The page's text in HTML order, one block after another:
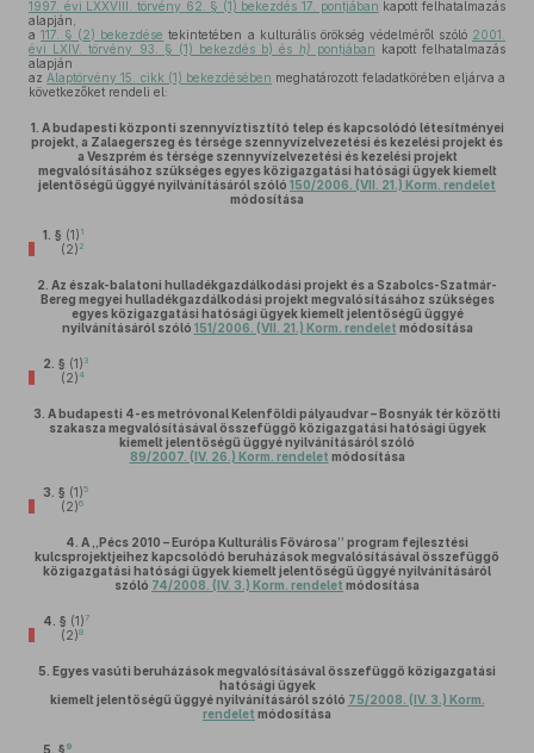
1997. évi LXXVIII. törvény 62. § (1) bekezdés 17. pontjában kapott felhatalmazás
alapján,
a117. § (2) bekezdése tekintetében a kulturális örökség védelméről szóló 2001.
évi LXIV. törvény 93. § (1) bekezdés b) és h) pontjában kapott felhatalmazás
alapján
az Alaptörvény 15. cikk (1) bekezdésében meghatározott feladatkörében eljárva a
következőket rendeli el:
1. A budapesti központi szennyvíztisztító telep és kapcsolódó létesítményei
projekt, a Zalaegerszeg és térsége szennyvízelvezetési és kezelési projekt és
a Veszprém és térsége szennyvízelvezetési és kezelési projekt
megvalósításához szükséges egyes közigazgatási hatósági ügyek kiemelt
jelentőségű üggyé nyilvánításáról szóló 150/2006. (VII. 21.) Korm. rendelet
módosítása
1. § (1) 1
(2) 2
2. Az észak-balatoni hulladékgazdálkodási projekt és a Szabolcs-Szatmár-
Bereg megyei hulladékgazdálkodási projekt megvalósításához szükséges
egyes közigazgatási hatósági ügyek kiemelt jelentőségű üggyé
nyilvánításáról szóló 151/2006. (VII. 21.) Korm. rendelet módosítása
2. § (1) 3
(2)4
3. A budapesti 4-es metróvonal Kelenföldi pályaudvar – Bosnyák tér közötti
szakasza megvalósításával összefüggő közigazgatási hatósági ügyek
kiemelt jelentőségű üggyé nyilvánításáról szóló
89/2007. (IV. 26.) Korm. rendelet módosítása
3. § (1)5
(2)6
4. A „Pécs 2010 – Európa Kulturális Fővárosa” program fejlesztési
kulcsprojektjeihez kapcsolódó beruházások megvalósításával összefüggő
közigazgatási hatósági ügyek kiemelt jelentőségű üggyé nyilvánításáról
szóló 74/2008. (IV. 3.) Korm. rendelet módosítása
4. § (1)7
(2)8
5. Egyes vasúti beruházások megvalósításával összefüggő közigazgatási
hatósági ügyek
kiemelt jelentőségű üggyé nyilvánításáról szóló 75/2008. (IV. 3.) Korm.
rendelet módosítása
5. § 9